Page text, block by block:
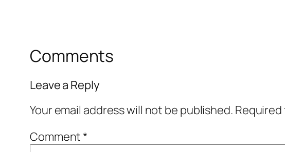
Comments
Leave a Reply
Your email address will not be published.
Comment*